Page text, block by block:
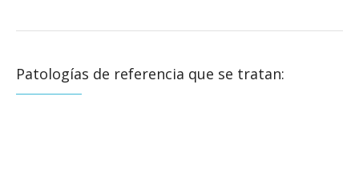
Patologías de referencia que se tratan: